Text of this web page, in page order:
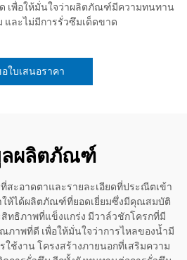
เพื่อให้มั่นใจว่าผลิตภัณฑ์มีความทนทาน
และไม่มีการรั่วซึมเด็ดขาด
ใบเสนอราคา
ผลิตภัณฑ์
สะอาดตาและรายละเอียดที่ประณีตเข้า
ให้ได้ผลิตภัณฑ์ที่ยอดเยี่ยมซึ่งมีคุณสมบัติ
ทธิภาพที่แข็งแกร่ง มีวาล์วชักโครกที่มี
ภาพที่ดี เพื่อให้มั่นใจว่าการไหลของน้ำมี
ใช้งาน โครงสร้างภายนอกที่เสริมความ